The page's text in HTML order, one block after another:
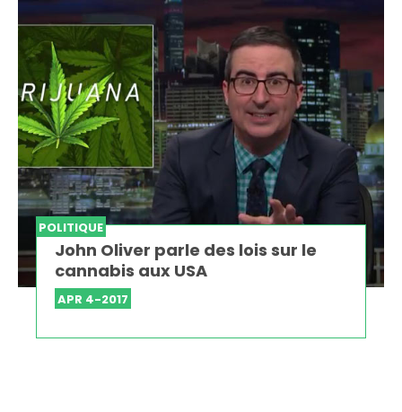
POLITIQUE
John Oliver parle des lois sur le
cannabis aux USA
APR 4-2017